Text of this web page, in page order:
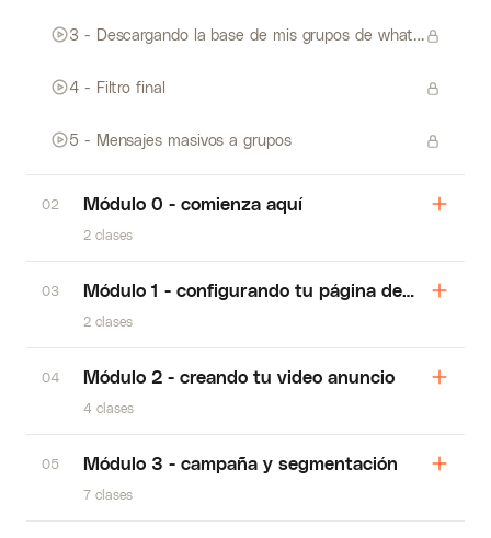
3 - Descargando la base de mis grupos de whatsapp
4 - Filtro final
5 - Mensajes masivos a grupos
02 Módulo 0 - comienza aquí
2 clases
03 Módulo 1 - configurando tu página de facebook
2 clases
04 Módulo 2 - creando tu video anuncio
4 clases
05 Módulo 3 - campaña y segmentación
7 clases